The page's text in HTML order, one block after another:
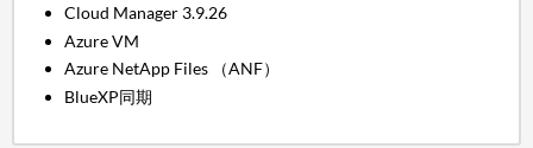
Cloud Manager 3.9.26
Azure VM
Azure NetApp Files （ANF）
BlueXP同期